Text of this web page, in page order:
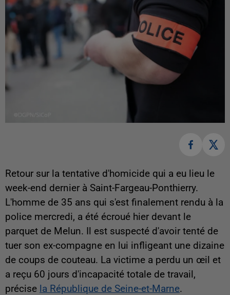
Retour sur la tentative d'homicide qui a eu lieu le
week-end dernier à Saint-Fargeau-Ponthierry.
L'homme de 35 ans qui s'est finalement rendu à la
police mercredi, a été écroué hier devant le
parquet de Melun. Il est suspecté d'avoir tenté de
tuer son ex-compagne en lui infligeant une dizaine
de coups de couteau. La victime a perdu un œil et
a reçu 60 jours d'incapacité totale de travail,
précise la République de Seine-et-Marne.